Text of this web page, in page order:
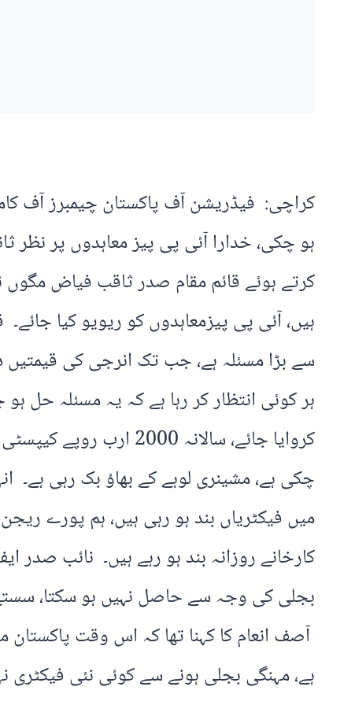
ہو چکی، خدارا آئی پی پیز معاہدوں پر
کرتے ہوئے قائم مقام صدر ثاقب فیاض
ہیں، آئی پی پیزمعاہدوں کو ریویو کیا
سے بڑا مسئلہ ہے، جب تک انرجی کی قیمتیں
ہر کوئی انتظار کر رہا ہے کہ یہ مسئلہ حل
چکی ہے، مشینری لوہے کے بھاؤ بک رہی ہے۔
میں فیکٹریاں بند ہو رہی ہیں، ہم پورے
کارخانے روزانہ بند ہو رہے ہیں۔ نائب
بجلی کی وجہ سے حاصل نہیں ہو سکتا،